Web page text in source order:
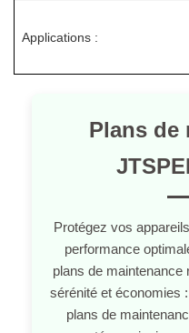
Applications :
Plans de
Protégez vos
performance
plans de maintenance
sérénité et économies
plans de